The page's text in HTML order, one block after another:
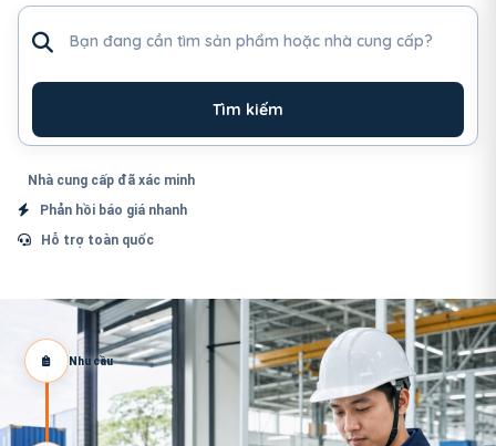
Tìm kiếm
Nhà cung cấp đã xác minh
Phản hồi báo giá nhanh
Hỗ trợ toàn quốc
Nhu cầu